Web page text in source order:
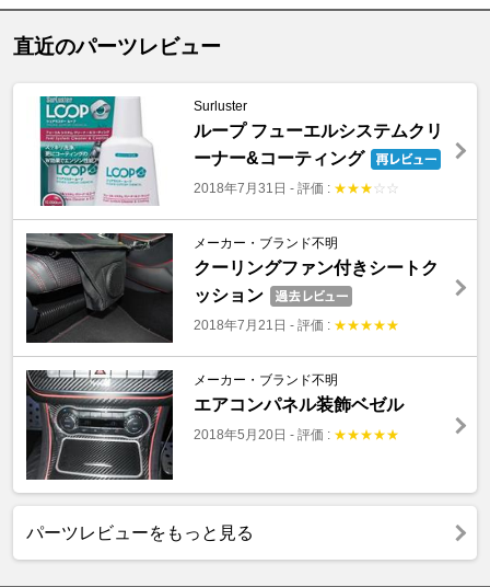
直近のパーツレビュー
Surluster
ループ フューエルシステムクリ
ーナー&コーティング
2018年7月31日 - 評価 : ★★★ ☆ ☆
メーカー・ブランド不明
クーリングファン付きシートク
ッション
2018年7月21日 - 評価 : ★★★★★
メーカー・ブランド不明
エアコンパネル装飾ベゼル
2018年5月20日 - 評価 : ★★★★★
パーツレビューをもっと見る